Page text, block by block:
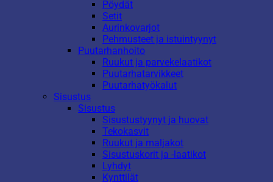
Pöydät
Setit
Aurinkovarjot
Pehmusteet ja istuintyynyt
Puutarhanhoito
Ruukut ja parvekelaatikot
Puutarhatarvikkeet
Puutarhatyökalut
Sisustus
Sisustus
Sisustustyynyt ja huovat
Tekokasvit
Ruukut ja maljakot
Sisustuskorit ja -laatikot
Lyhdyt
Kynttilät